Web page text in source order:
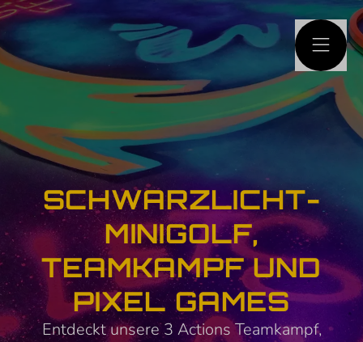
HAUPTINHALT
SPRINGEN
SCHWARZLICHT-
MINIGOLF,
TEAMKAMPF UND
PIXEL GAMES
Entdeckt unsere 3 Actions Teamkampf,